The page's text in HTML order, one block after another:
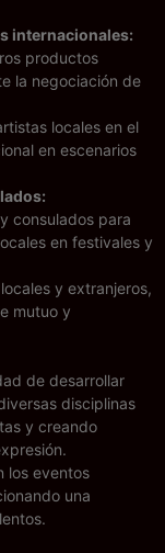
internacionales:
productos
la negociación de
locales en el
en escenarios
consulados para
en festivales y
y extranjeros,
mutuo y
de desarrollar
disciplinas
y creando
los eventos
una